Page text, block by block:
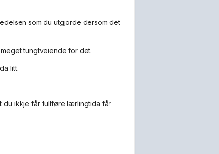
som du utgjorde dersom det
tungtveiende for det.
litt.
du ikkje får fullføre lærlingtida får